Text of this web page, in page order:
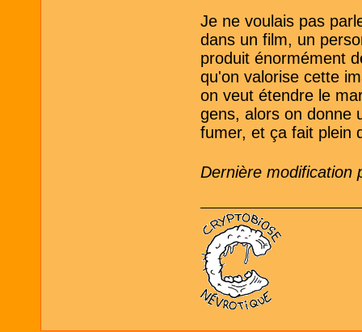
Je ne voulais pas
dans un film, un
produit énormément
qu'on valorise cette
on veut étendre le
gens, alors on donne
fumer, et ça fait plein
Dernière modification